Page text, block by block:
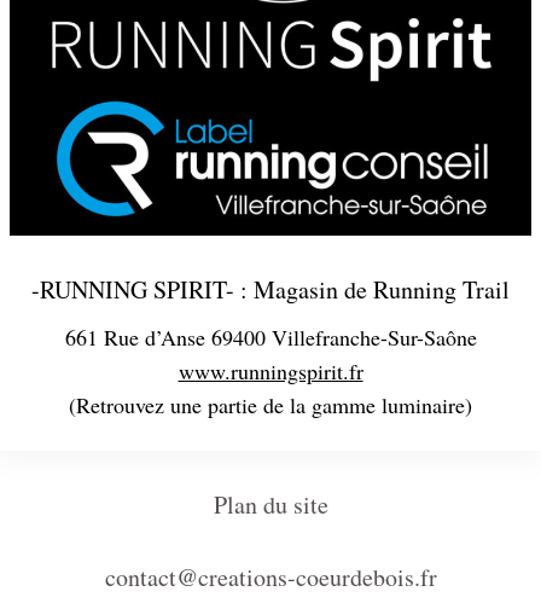
-RUNNING SPIRIT- : Magasin de Running Trail
661 Rue d’Anse 69400 Villefranche-Sur-Saône
www.runningspirit.fr
(Retrouvez une partie de la gamme luminaire)
Plan du site
contact@creations-coeurdebois.fr